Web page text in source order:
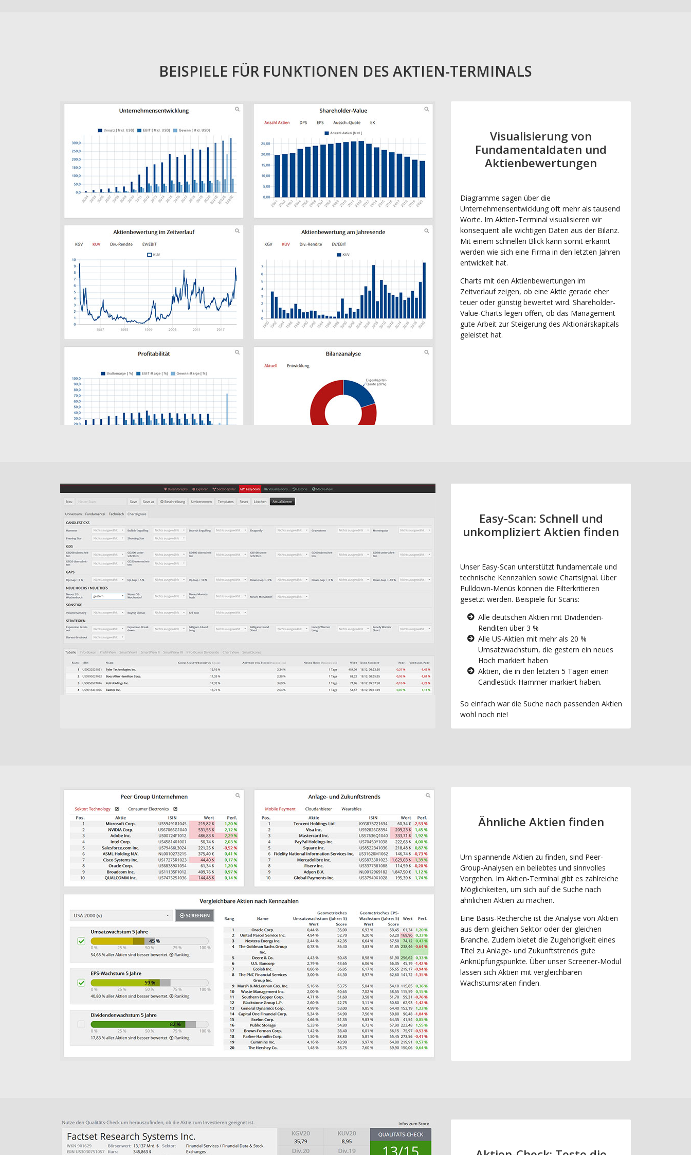
BEISPIELE FÜR FUNKTIONEN DES AKTIEN-TERMINALS
Visualisierung von
Fundamentaldaten und
Aktienbewertungen
Diagramme sagen über die
Unternehmensentwicklung oft mehr als tausend
Worte. Im Aktien-Terminal visualisieren wir
konsequent alle wichtigen Daten aus der Bilanz.
Mit einem schnellen Blick kann somit erkannt
werden wie sich eine Firma in den letzten Jahren
entwickelt hat.
Charts mit den Aktienbewertungen im
Zeitverlauf zeigen, ob eine Aktie gerade eher
teuer oder günstig bewertet wird. Shareholder-
Value-Charts legen offen, ob das Management
gute Arbeit zur Steigerung des Aktionärskapitals
geleistet hat.
Easy-Scan: Schnell und
unkompliziert Aktien finden
Unser Easy-Scan unterstützt fundamentale und
technische Kennzahlen sowie Chartsignal. Über
Pulldown-Menüs können die Filterkritieren
gesetzt werden. Beispiele für Scans:
Alle deutschen Aktien mit Dividenden-
Renditen über 3 %
Alle US-Aktien mit mehr als 20 %
Umsatzwachstum, die gestern ein neues
Hoch markiert haben
Aktien, die in den letzten 5 Tagen einen
Candlestick-Hammer markiert haben.
So einfach war die Suche nach passenden Aktien
wohl noch nie!
Ähnliche Aktien finden
Um spannende Aktien zu finden, sind Peer-
Group-Analysen ein beliebtes und sinnvolles
Vorgehen. Im Aktien-Terminal gibt es zahlreiche
Möglichkeiten, um sich auf die Suche nach
ähnlichen Aktien zu machen.
Eine Basis-Recherche ist die Analyse von Aktien
aus dem gleichen Sektor oder der gleichen
Branche. Zudem bietet die Zugehörigkeit eines
Titel zu Anlage- und Zukunftstrends gute
Anknüpfungspunkte. Über unser Screener-Modul
lassen sich Aktien mit vergleichbaren
Wachstumsraten finden.